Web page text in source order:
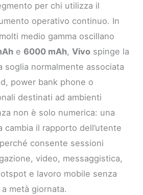
per chi utilizza il
operativo continuo. In
medio gamma oscillano
e6000 mAh,Vivo spinge la
soglia normalmente associata
power bank phone o
destinati ad ambienti
non è solo numerica: una
cambia il rapporto dell’utente
consente sessioni
video, messaggistica,
e lavoro mobile senza
metà giornata.